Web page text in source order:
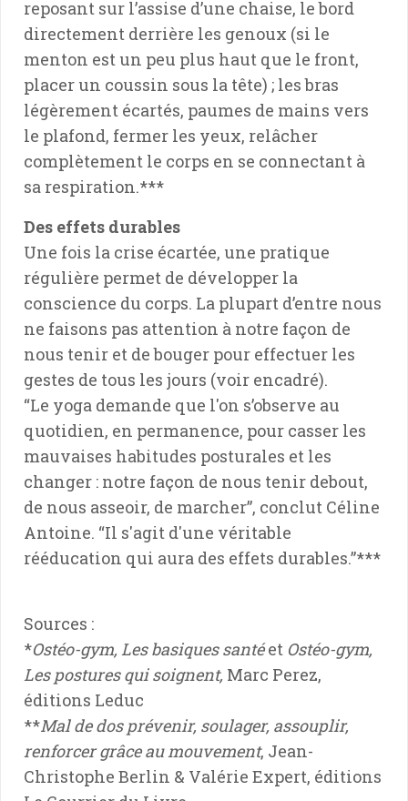
reposant sur l’assise d’une chaise, le bord
directement derrière les genoux (si le
menton est un peu plus haut que le front,
placer un coussin sous la tête) ; les bras
légèrement écartés, paumes de mains vers
le plafond, fermer les yeux, relâcher
complètement le corps en se connectant à
sa respiration.***
Des effets durables
Une fois la crise écartée, une pratique
régulière permet de développer la
conscience du corps. La plupart d’entre nous
ne faisons pas attention à notre façon de
nous tenir et de bouger pour effectuer les
gestes de tous les jours (voir encadré).
“Le yoga demande que l'on s’observe au
quotidien, en permanence, pour casser les
mauvaises habitudes posturales et les
changer : notre façon de nous tenir debout,
de nous asseoir, de marcher”, conclut Céline
Antoine. “Il s'agit d'une véritable
rééducation qui aura des effets durables.”***
Sources :
*Ostéo-gym, Les basiques santéet Ostéo-gym,
Les postures qui soignent, Marc Perez,
éditions Leduc
**Mal de dos prévenir, soulager, assouplir,
renforcer grâce au mouvement, Jean-
Christophe Berlin & Valérie Expert, éditions